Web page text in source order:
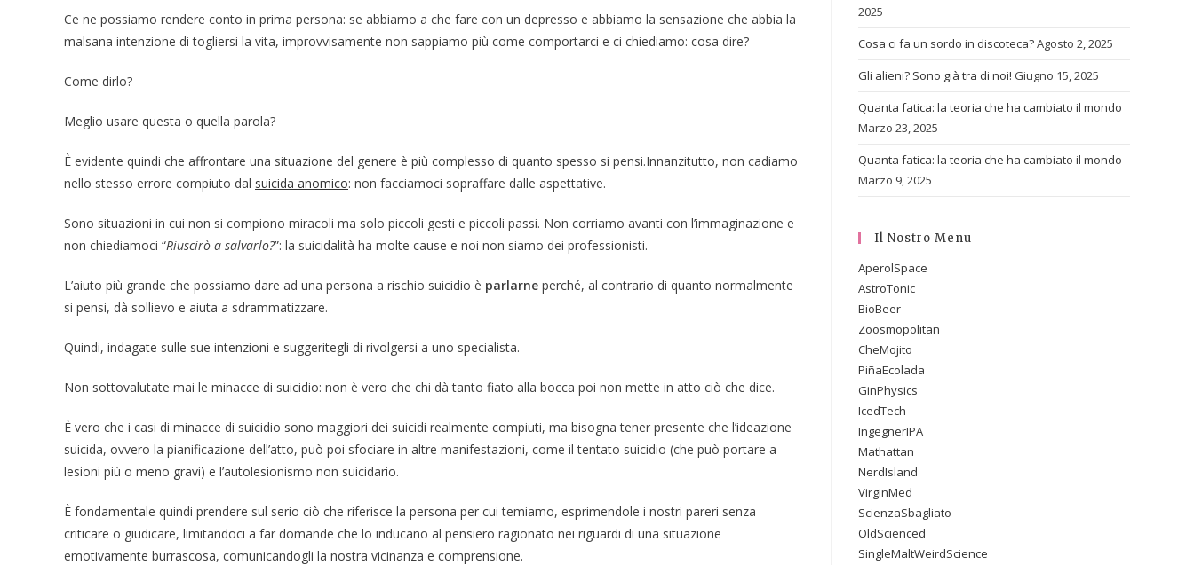
Ce ne possiamo rendere conto in prima persona: se abbiamo a che fare con un depresso e abbiamo la sensazione che abbia la
malsana intenzione di togliersi la vita, improvvisamente non sappiamo più come comportarci e ci chiediamo: cosa dire?
Come dirlo?
Meglio usare questa o quella parola?
È evidente quindi che affrontare una situazione del genere è più complesso di quanto spesso si pensi.Innanzitutto, non cadiamo
nello stesso errore compiuto dal suicida anomico: non facciamoci sopraffare dalle aspettative.
Sono situazioni in cui non si compiono miracoli ma solo piccoli gesti e piccoli passi. Non corriamo avanti con l’immaginazione e
non chiediamoci “Riuscirò a salvarlo?”: la suicidalità ha molte cause e noi non siamo dei professionisti.
L’aiuto più grande che possiamo dare ad una persona a rischio suicidio è parlarne perché, al contrario di quanto normalmente
si pensi, dà sollievo e aiuta a sdrammatizzare.
Quindi, indagate sulle sue intenzioni e suggeritegli di rivolgersi a uno specialista.
Non sottovalutate mai le minacce di suicidio: non è vero che chi dà tanto fiato alla bocca poi non mette in atto ciò che dice.
È vero che i casi di minacce di suicidio sono maggiori dei suicidi realmente compiuti, ma bisogna tener presente che l’ideazione
suicida, ovvero la pianificazione dell’atto, può poi sfociare in altre manifestazioni, come il tentato suicidio (che può portare a
lesioni più o meno gravi) e l’autolesionismo non suicidario.
È fondamentale quindi prendere sul serio ciò che riferisce la persona per cui temiamo, esprimendole i nostri pareri senza
criticare o giudicare, limitandoci a far domande che lo inducano al pensiero ragionato nei riguardi di una situazione
emotivamente burrascosa, comunicandogli la nostra vicinanza e comprensione.
2025
Cosa ci fa un sordo in discoteca?Agosto 2, 2025
Gli alieni? Sono già tra di noi! Giugno 15, 2025
Quanta fatica: la teoria che ha cambiato il mondo
Marzo 23, 2025
Quanta fatica: la teoria che ha cambiato il mondo
Marzo 9, 2025
Il Nostro Menu
AperolSpace
AstroTonic
BioBeer
Zoosmopolitan
CheMojito
PiñaEcolada
GinPhysics
IcedTech
IngegnerIPA
Mathattan
NerdIsland
VirginMed
ScienzaSbagliato
OldScienced
SingleMaltWeirdScience